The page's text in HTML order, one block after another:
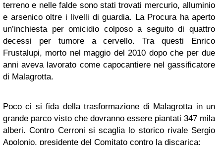
terreno e nelle falde sono stati trovati mercurio, alluminio
e arsenico oltre i livelli di guardia. La Procura ha aperto
un’inchiesta per omicidio colposo a seguito di quattro
decessi per tumore a cervello. Tra questi Enrico
Frustalupi, morto nel maggio del 2010 dopo che per due
anni aveva lavorato come capocantiere nel gassificatore
di Malagrotta.
Poco ci si fida della trasformazione di Malagrotta in un
grande parco visto che dovranno essere piantati 347 mila
alberi. Contro Cerroni si scaglia lo storico rivale Sergio
Apolonio, presidente del Comitato contro la discarica: